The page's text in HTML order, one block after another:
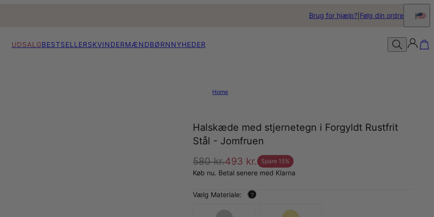
Brug for hjælp? Følg din ordre
UDSALGBESTSELLERSKVINDERMÆNDBØRNNYHEDER
Home
Halskæde med stjernetegn i Forgyldt Rustfrit
Stål - Jomfruen
580 kr.493 kr. Spare 15%
Køb nu. Betal senere med Klarna
Vælg Materiale: ?